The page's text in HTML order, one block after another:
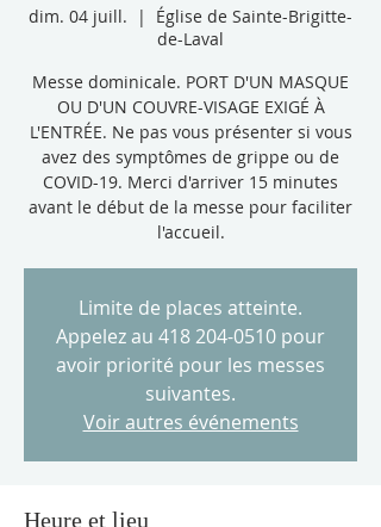
dim. 04 juill.
  |
Église de Sainte-Brigitte-
de-Laval
Messe dominicale. PORT D'UN MASQUE
OU D'UN COUVRE-VISAGE EXIGÉ À
L'ENTRÉE. Ne pas vous présenter si vous
avez des symptômes de grippe ou de
COVID-19. Merci d'arriver 15 minutes
avant le début de la messe pour faciliter
l'accueil.
Limite de places atteinte.
Appelez au 418 204-0510 pour
avoir priorité pour les messes
suivantes.
Voir autres événements
Heure et lieu